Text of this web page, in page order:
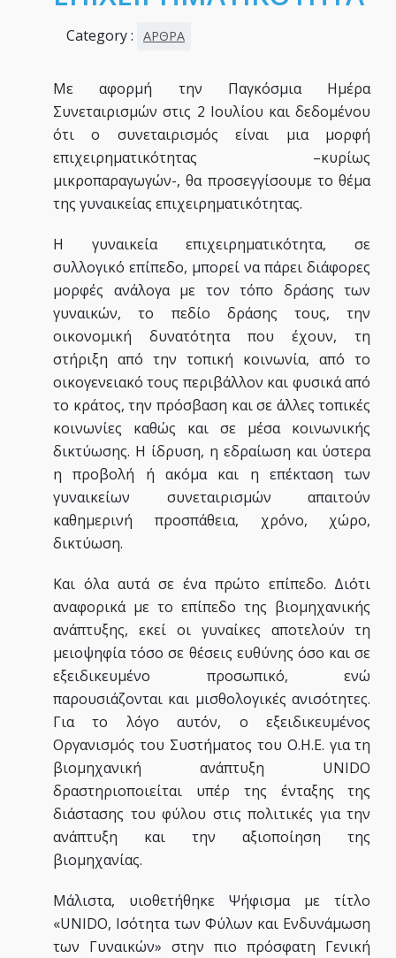
Category : ΑΡΘΡΑ
Με αφορμή την Παγκόσμια Ημέρα
Συνεταιρισμών στις 2 Ιουλίου και δεδομένου
ότι ο συνεταιρισμός είναι μια μορφή
επιχειρηματικότητας –κυρίως
μικροπαραγωγών-, θα προσεγγίσουμε το θέμα
της γυναικείας επιχειρηματικότητας.
Η γυναικεία επιχειρηματικότητα, σε
συλλογικό επίπεδο, μπορεί να πάρει διάφορες
μορφές ανάλογα με τον τόπο δράσης των
γυναικών, το πεδίο δράσης τους, την
οικονομική δυνατότητα που έχουν, τη
στήριξη από την τοπική κοινωνία, από το
οικογενειακό τους περιβάλλον και φυσικά από
το κράτος, την πρόσβαση και σε άλλες τοπικές
κοινωνίες καθώς και σε μέσα κοινωνικής
δικτύωσης. Η ίδρυση, η εδραίωση και ύστερα
η προβολή ή ακόμα και η επέκταση των
γυναικείων συνεταιρισμών απαιτούν
καθημερινή προσπάθεια, χρόνο, χώρο,
δικτύωση.
Και όλα αυτά σε ένα πρώτο επίπεδο. Διότι
αναφορικά με το επίπεδο της βιομηχανικής
ανάπτυξης, εκεί οι γυναίκες αποτελούν τη
μειοψηφία τόσο σε θέσεις ευθύνης όσο και σε
εξειδικευμένο προσωπικό, ενώ
παρουσιάζονται και μισθολογικές ανισότητες.
Για το λόγο αυτόν, ο εξειδικευμένος
Οργανισμός του Συστήματος του Ο.Η.Ε. για τη
βιομηχανική ανάπτυξη UNIDO
δραστηριοποιείται υπέρ της ένταξης της
διάστασης του φύλου στις πολιτικές για την
ανάπτυξη και την αξιοποίηση της
βιομηχανίας.
Μάλιστα, υιοθετήθηκε Ψήφισμα με τίτλο
«UNIDO, Ισότητα των Φύλων και Ενδυνάμωση
των Γυναικών» στην πιο πρόσφατη Γενική